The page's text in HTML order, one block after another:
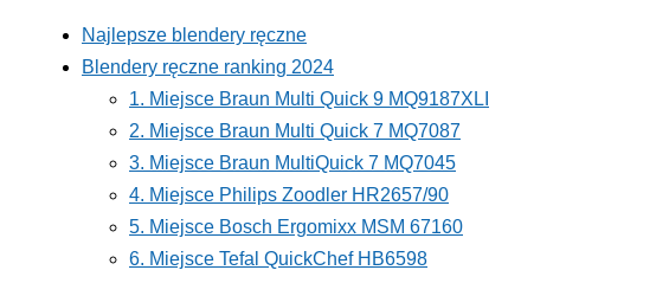
Najlepsze blendery ręczne
Blendery ręczne ranking 2024
1. Miejsce Braun Multi Quick 9 MQ9187XLI
2. Miejsce Braun Multi Quick 7 MQ7087
3. Miejsce Braun MultiQuick 7 MQ7045
4. Miejsce Philips Zoodler HR2657/90
5. Miejsce Bosch Ergomixx MSM 67160
6. Miejsce Tefal QuickChef HB6598